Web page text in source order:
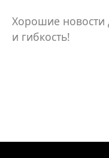
Хорошие новости
и гибкость!